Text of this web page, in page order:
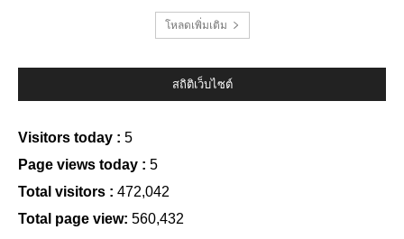
โหลดเพิ่มเติม
สถิติเว็บไซต์
Visitors today : 5
Page views today : 5
Total visitors : 472,042
Total page view: 560,432